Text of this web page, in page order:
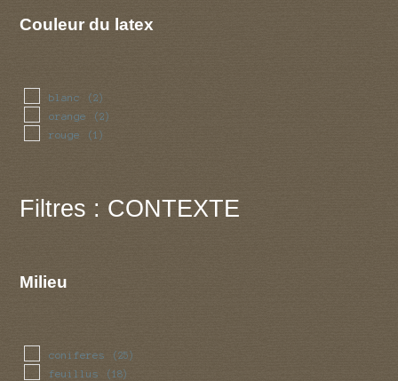
Couleur du latex
blanc (2)
orange (2)
rouge (1)
Filtres : CONTEXTE
Milieu
coniferes (25)
feuillus (18)